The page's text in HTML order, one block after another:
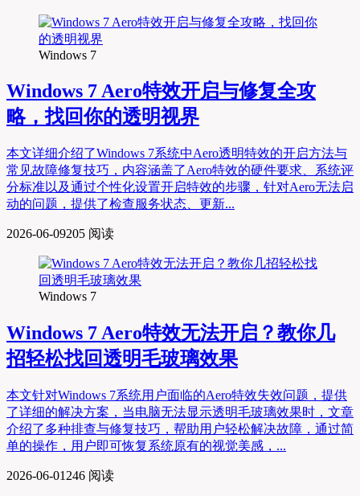
Windows 7
Windows 7 Aero特效开启与修复全攻
略，找回你的透明视界
本文详细介绍了Windows 7系统中Aero透明特效的开启方法与
常见故障修复技巧，内容涵盖了Aero特效的硬件要求、系统评
分标准以及通过个性化设置开启特效的步骤，针对Aero无法启
动的问题，提供了检查服务状态、更新...
2026-06-09205 阅读
Windows 7
Windows 7 Aero特效无法开启？教你几
招轻松找回透明毛玻璃效果
本文针对Windows 7系统用户面临的Aero特效失效问题，提供
了详细的解决方案，当电脑无法显示透明毛玻璃效果时，文章
介绍了多种排查与修复技巧，帮助用户轻松解决故障，通过简
单的操作，用户即可恢复系统原有的视觉美感，...
2026-06-01 246 阅读